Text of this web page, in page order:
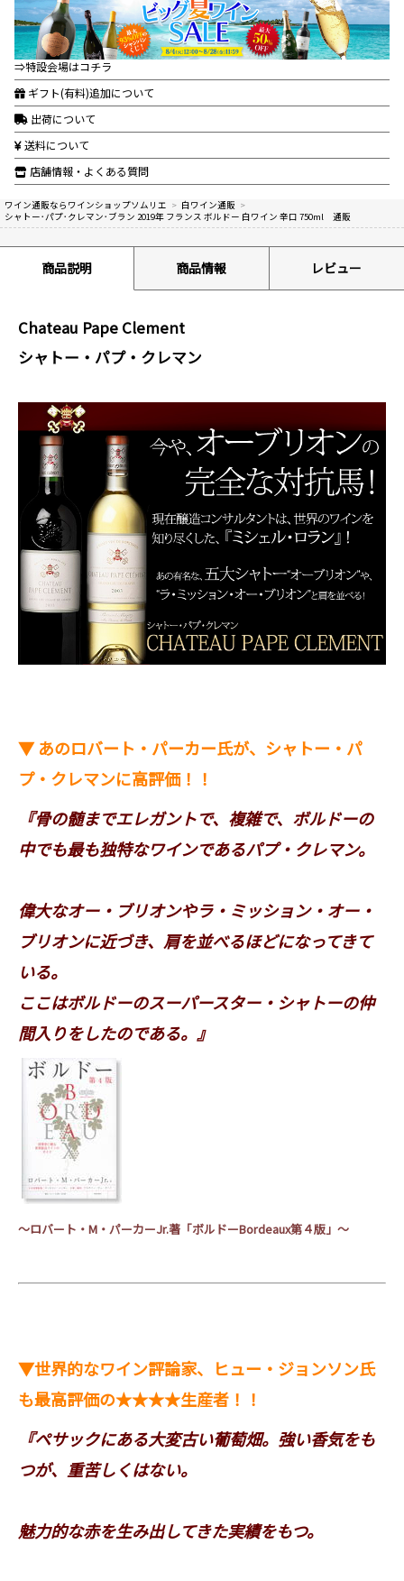
⇒特設会場はコチラ
ギフト(有料)追加について
出荷について
送料について
店舗情報・よくある質問
ワイン通販ならワインショップソムリエ > 白ワイン通販 >
シャトー･パプ･クレマン･ブラン 2019年 フランス ボルドー 白ワイン 辛口 750ml 通販
商品説明 商品情報 レビュー
Chateau Pape Clement
シャトー・パプ・クレマン
▼ あのロバート・パーカー氏が、シャトー・パ
プ・クレマンに高評価！！
『骨の髄までエレガントで、複雑で、ボルドーの
中でも最も独特なワインであるパプ・クレマン。
偉大なオー・ブリオンやラ・ミッション・オー・
ブリオンに近づき、肩を並べるほどになってきて
いる。
ここはボルドーのスーパースター・シャトーの仲
間入りをしたのである。』
～ロバート・ M ・パーカーJr.著「ボルドーBordeaux第４版」～
▼世界的なワイン評論家、ヒュー・ジョンソン氏
も最高評価の★★★★生産者！！
『ペサックにある大変古い葡萄畑。強い香気をも
つが、重苦しくはない。
魅力的な赤を生み出してきた実績をもつ。